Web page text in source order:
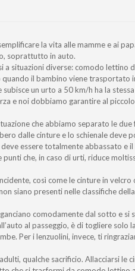
la vita alle mamme e ai
soprattutto in auto.
a situazioni diverse: comodo lettino
il bambino viene trasportato
un urto a 50 km/h ha la
e noi dobbiamo garantire al
che abbiamo separato le due
dalle cinture e lo schienale deve
essere totalmente abbassato e
che, in caso di urti, riduce
così come le cinture in velcro
siano presenti nelle classifiche
comodamente dal sotto e si
al passeggio, è di togliere solo
Per i lenzuolini, invece, ti
qualche sacrificio. Allacciarsi le